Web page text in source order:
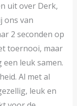
uit over Derk,
ons van
2 seconden op
toernooi, maar
leuk samen.
Al met al
leuk en